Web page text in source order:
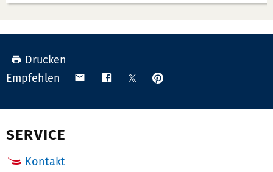
r:
Drucken
Empfehlen
Teilen Teilen TeilenAnpinnen
SERVICE
Kontakt